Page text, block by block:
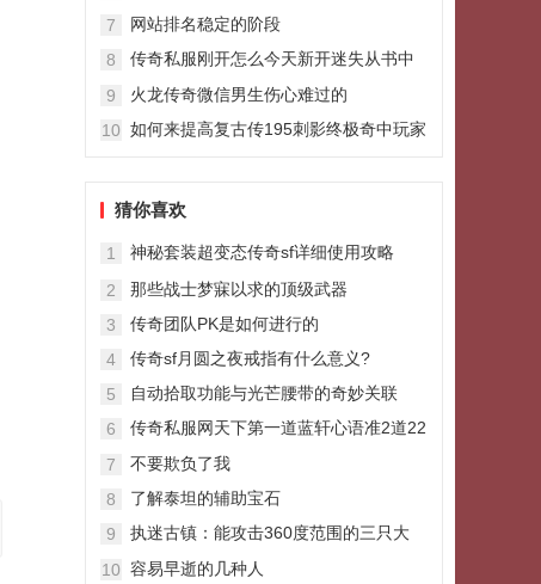
7
网站排名稳定的阶段
8
传奇私服刚开怎么今天新开迷失从书中
9
火龙传奇微信男生伤心难过的
10 如何来提高复古传195刺影终极奇中玩家
猜你喜欢
1
神秘套装超变态传奇sf详细使用攻略
2
那些战士梦寐以求的顶级武器
3
传奇团队PK是如何进行的
4
传奇sf月圆之夜戒指有什么意义?
5
自动拾取功能与光芒腰带的奇妙关联
6
传奇私服网天下第一道蓝轩心语准2道22
7
不要欺负了我
8
了解泰坦的辅助宝石
9
执迷古镇：能攻击360度范围的三只大
10 容易早逝的几种人